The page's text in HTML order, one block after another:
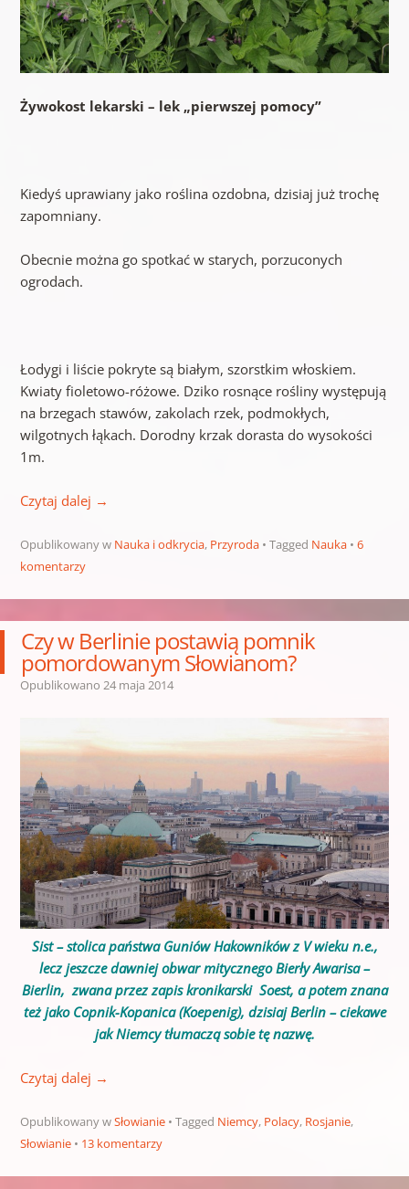
Żywokost lekarski – lek „pierwszej pomocy”
Kiedyś uprawiany jako roślina ozdobna, dzisiaj już trochę
zapomniany.
Obecnie można go spotkać w starych, porzuconych
ogrodach.
Łodygi i liście pokryte są białym, szorstkim włoskiem.
Kwiaty fioletowo-różowe. Dziko rosnące rośliny występują
na brzegach stawów, zakolach rzek, podmokłych,
wilgotnych łąkach. Dorodny krzak dorasta do wysokości
1m.
Czytaj dalej →
Opublikowany w Nauka i odkrycia, Przyroda Tagged Nauka
6
komentarzy
Czy w Berlinie postawią pomnik
pomordowanym Słowianom?
Opublikowano 24 maja 2014
Sist – stolica państwa Guniów Hakowników z V wieku n.e.,
lecz jeszcze dawniej obwar mitycznego Bierły Awarisa –
Bierlin, zwana przez zapis kronikarski Soest, a potem znana
też jako Copnik-Kopanica (Koepenig), dzisiaj Berlin – ciekawe
jak Niemcy tłumaczą sobie tę nazwę.
Czytaj dalej →
Opublikowany wSłowianie Tagged Niemcy, Polacy, Rosjanie,
Słowianie
13 komentarzy